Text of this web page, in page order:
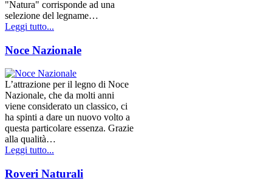
"Natura" corrisponde ad una
selezione del legname…
Leggi tutto...
Noce Nazionale
L’attrazione per il legno di Noce
Nazionale, che da molti anni
viene considerato un classico, ci
ha spinti a dare un nuovo volto a
questa particolare essenza. Grazie
alla qualità…
Leggi tutto...
Roveri Naturali